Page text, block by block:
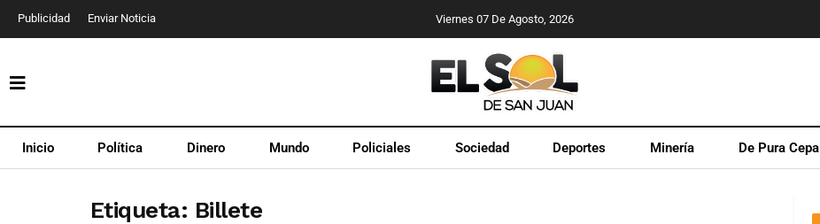
Publicidad Enviar Noticia Viernes 07 De Agosto, 2026
Inicio Política Dinero Mundo Policiales Sociedad Deportes Minería De Pura Cepa
Etiqueta: Billete